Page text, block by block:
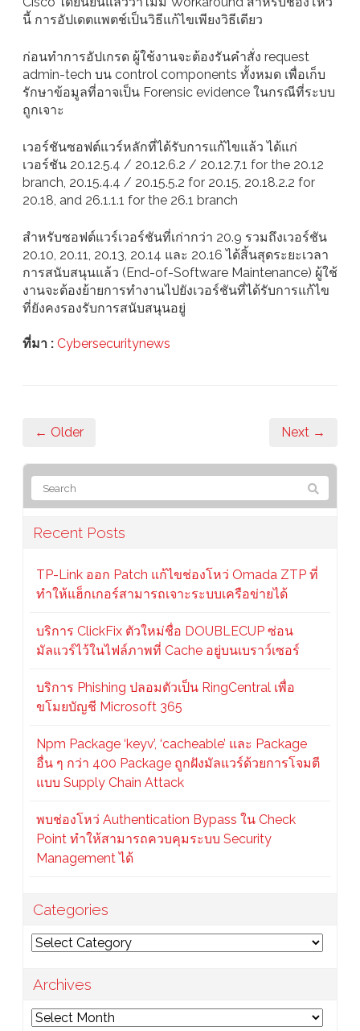
นี้ การอัปเดตแพตช์เป็นวิธีแก้ไขเพียงวิธีเดียว
ก่อนทำการอัปเกรด ผู้ใช้งานจะต้องรันคำสั่ง request
admin-tech บน control components ทั้งหมด เพื่อเก็บ
รักษาข้อมูลที่อาจเป็น Forensic evidence ในกรณีที่ระบบ
ถูกเจาะ
เวอร์ชันซอฟต์แวร์หลักที่ได้รับการแก้ไขแล้ว ได้แก่
เวอร์ชัน 20.12.5.4 / 20.12.6.2 / 20.12.7.1 for the 20.12
branch, 20.15.4.4 / 20.15.5.2 for 20.15, 20.18.2.2 for
20.18, and 26.1.1.1 for the 26.1 branch
สำหรับซอฟต์แวร์เวอร์ชันที่เก่ากว่า 20.9 รวมถึงเวอร์ชัน
20.10, 20.11, 20.13, 20.14 และ 20.16 ได้สิ้นสุดระยะเวลา
การสนับสนุนแล้ว (End-of-Software Maintenance) ผู้ใช้
งานจะต้องย้ายการทำงานไปยังเวอร์ชันที่ได้รับการแก้ไข
ที่ยังคงรองรับการสนับสนุนอยู่
ที่มา : Cybersecuritynews
← Older Next →
Recent Posts
TP-Link ออก Patch แก้ไขช่องโหว่ Omada ZTP ที่
ทำให้แฮ็กเกอร์สามารถเจาะระบบเครือข่ายได้
บริการ ClickFix ตัวใหม่ชื่อ DOUBLECUP ซ่อน
มัลแวร์ไว้ในไฟล์ภาพที่ Cache อยู่บนเบราว์เซอร์
บริการ Phishing ปลอมตัวเป็น RingCentral เพื่อ
ขโมยบัญชี Microsoft 365
Npm Package ‘keyv’, ‘cacheable’ และ Package
อื่น ๆ กว่า 400 Package ถูกฝังมัลแวร์ด้วยการโจมตี
แบบ Supply Chain Attack
พบช่องโหว่ Authentication Bypass ใน Check
Point ทำให้สามารถควบคุมระบบ Security
Management ได้
Categories
Categories
Archives
Archives